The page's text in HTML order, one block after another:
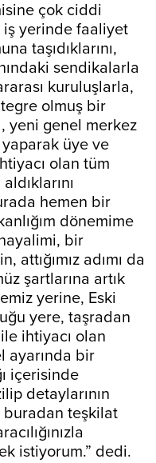
çok ciddi
iş yerinde faaliyet
taşıdıklarını,
sendikalarla
kuruluşlarla,
olmuş bir
yeni genel merkez
yaparak üye ve
olan tüm
hemen bir
dönemime
bir
adımı da
şartlarına artık
yerine, Eski
yere, taşradan
ihtiyacı olan
ayarında bir
içerisinde
detaylarının
buradan teşkilat
istiyorum.” dedi.